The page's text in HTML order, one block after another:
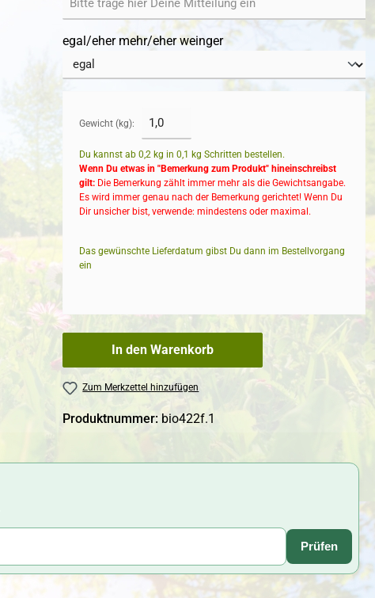
egal/eher mehr/eher weinger
Gewicht (kg):
Du kannst ab 0,2 kg in0,1 kg Schritten bestellen.
Wenn Du etwas in "Bemerkung zum Produkt" hineinschreibst
gilt: Die Bemerkung zählt immer mehr als die Gewichtsangabe.
Es wird immer genau nach der Bemerkung gerichtet! Wenn Du
Dir unsicher bist, verwende: mindestens oder maximal.
Das gewünschte Lieferdatum gibst Du dann im Bestellvorgang
ein
In den Warenkorb
Zum Merkzettel hinzufügen
Produktnummer: bio422f.1
Prüfen